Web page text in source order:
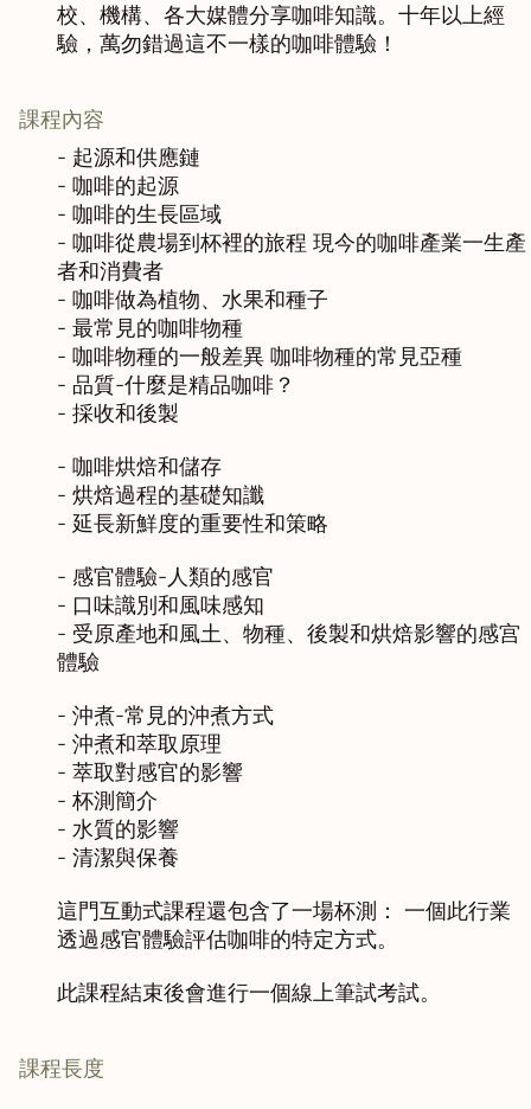
校、機構、各大媒體分享咖啡知識。十年以上經
驗，萬勿錯過這不一樣的咖啡體驗！
課程內容
- 起源和供應鏈
- 咖啡的起源
- 咖啡的生長區域
- 咖啡從農場到杯裡的旅程 現今的咖啡產業一生產
者和消費者
- 咖啡做為植物、水果和種子
- 最常見的咖啡物種
- 咖啡物種的一般差異 咖啡物種的常見亞種
- 品質-什麼是精品咖啡？
- 採收和後製
- 咖啡烘焙和儲存
- 烘焙過程的基礎知讖
- 延長新鮮度的重要性和策略
- 感官體驗-人類的感官
- 口味識別和風味感知
- 受原產地和風土、物種、後製和烘焙影響的感宫
體驗
- 沖煮-常見的沖煮方式
- 沖煮和萃取原理
- 萃取對感官的影響
- 杯測簡介
- 水質的影響
- 清潔與保養
這門互動式課程還包含了一場杯測： 一個此行業
透過感官體驗評估咖啡的特定方式。
此課程結束後會進行一個線上筆試考試。
課程長度